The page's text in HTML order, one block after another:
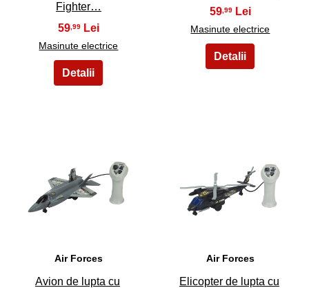
Fighter…
59,99
Masinute electrice
59,99
Masinute electrice
21
Air Forces
Avion de lupta cu
22
Air Forces
Elicopter de lupta cu